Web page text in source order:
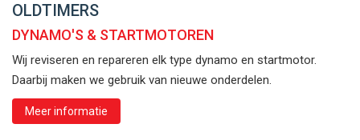
OLDTIMERS
DYNAMO'S & STARTMOTOREN
Wij reviseren en repareren elk type dynamo en startmotor.
Daarbij maken we gebruik van nieuwe onderdelen.
Meer informatie